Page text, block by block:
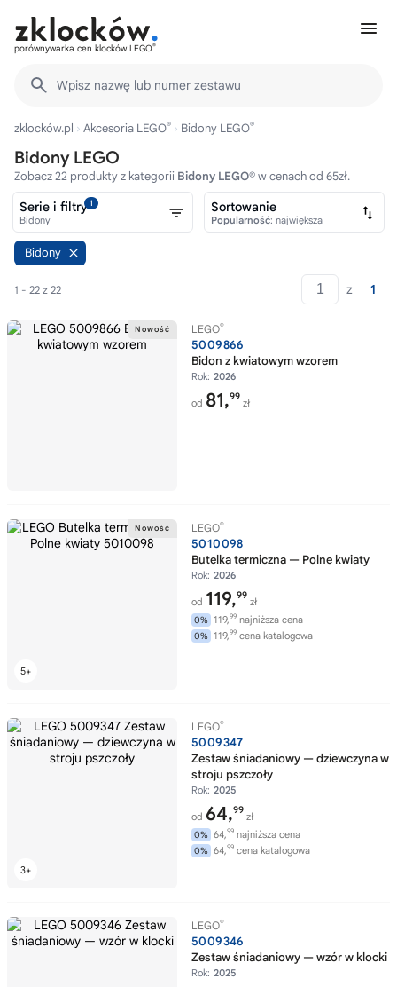
porównywarka cen klocków LEGO®
Wpisz nazwę lub numer zestawu
zklocków.pl Akcesoria LEGO® Bidony LEGO®
Bidony LEGO
Zobacz 22 produkty z kategorii Bidony LEGO®w cenach od 65zł.
Bidony
1 - 22 z 22 z 1
LEGO®
5009866
Bidon z kwiatowym wzorem
Rok: 2026
od 81,99
zł
LEGO®
5010098
Butelka termiczna — Polne kwiaty
Rok: 2026
od 119,99
zł
0% 119,99 najniższa cena
0% 119,99 cena katalogowa
LEGO®
5009347
Zestaw śniadaniowy — dziewczyna w
stroju pszczoły
Rok: 2025
od 64,99
zł
0% 64,99 najniższa cena
0% 64,99 cena katalogowa
LEGO®
5009346
Zestaw śniadaniowy — wzór w klocki
Rok: 2025
Serie i filtry1
Bidony
Sortowanie
Popularność: największa